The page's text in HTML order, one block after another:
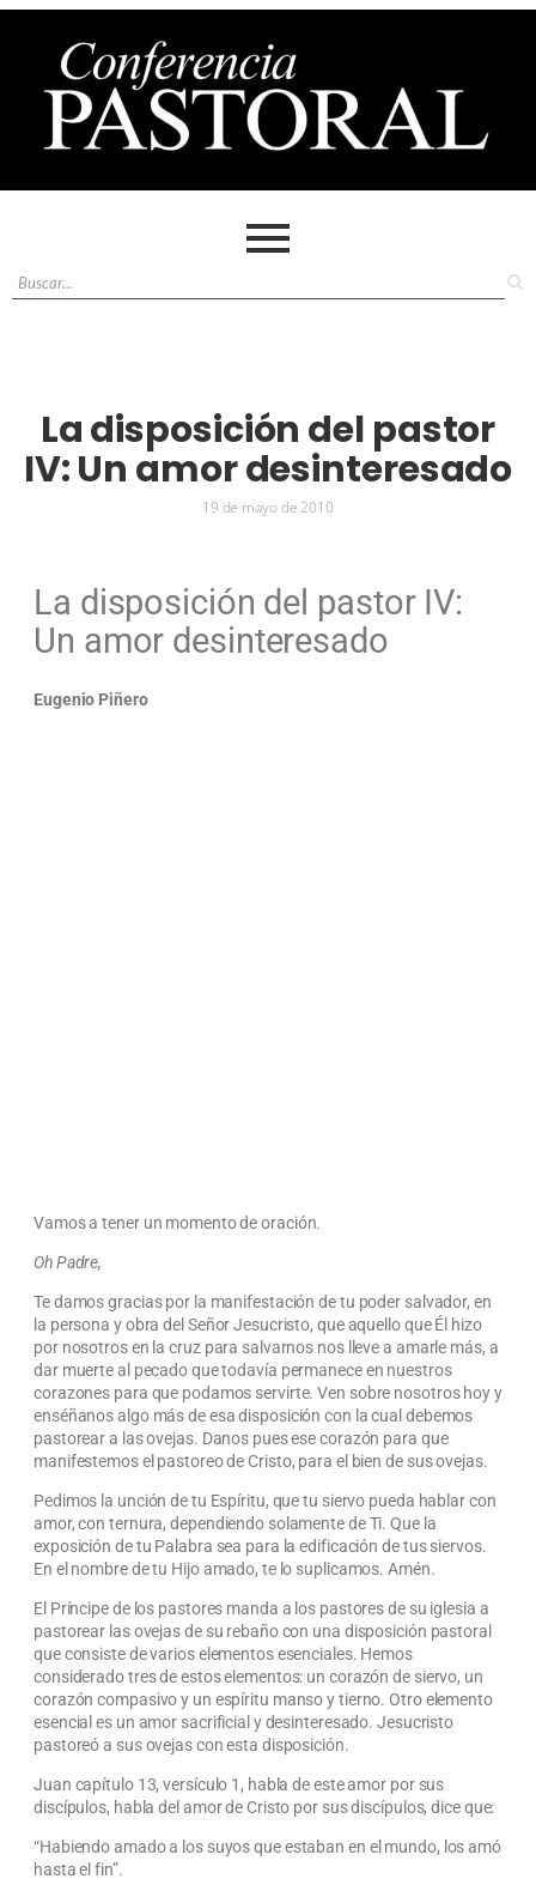
La disposición del pastor
IV: Un amor desinteresado
19 de mayo de 2010
La disposición del pastor IV:
Un amor desinteresado
Eugenio Piñero
Vamos a tener un momento de oración.
Oh Padre,
Te damos gracias por la manifestación de tu poder salvador, en
la persona y obra del Señor Jesucristo, que aquello que Él hizo
por nosotros en la cruz para salvarnos nos lleve a amarle más, a
dar muerte al pecado que todavía permanece en nuestros
corazones para que podamos servirte. Ven sobre nosotros hoy y
enséñanos algo más de esa disposición con la cual debemos
pastorear a las ovejas. Danos pues ese corazón para que
manifestemos el pastoreo de Cristo, para el bien de sus ovejas.
Pedimos la unción de tu Espíritu, que tu siervo pueda hablar con
amor, con ternura, dependiendo solamente de Ti. Que la
exposición de tu Palabra sea para la edificación de tus siervos.
En el nombre de tu Hijo amado, te lo suplicamos. Amén.
El Príncipe de los pastores manda a los pastores de su iglesia a
pastorear las ovejas de su rebaño con una disposición pastoral
que consiste de varios elementos esenciales. Hemos
considerado tres de estos elementos: un corazón de siervo, un
corazón compasivo y un espíritu manso y tierno. Otro elemento
esencial es un amor sacrificial y desinteresado. Jesucristo
pastoreó a sus ovejas con esta disposición.
Juan capítulo 13, versículo 1, habla de este amor por sus
discípulos, habla del amor de Cristo por sus discípulos, dice que:
“Habiendo amado a los suyos que estaban en el mundo, los amó
hasta el fin”.